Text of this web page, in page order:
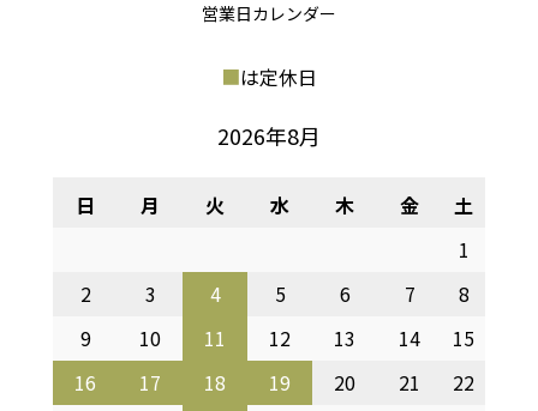
営業日カレンダー
■は定休日
2026年8月
日 月 火 水 木 金
土
1
2
3 4 5 6 7
8
9
10 11 12 13 14
15
16
17 18 19 20 21
22